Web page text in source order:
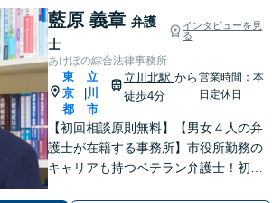
藍原 義章 弁護
士
インタビューを見
る
あけぼの綜合法律事務所
東
京
都
立
川
市
立川北駅 から
徒歩4分
営業時間：本
日定休日
【初回相談原則無料】【男女４人の弁
護士が在籍する事務所】市役所勤務の
キャリアも持つベテラン弁護士！初回